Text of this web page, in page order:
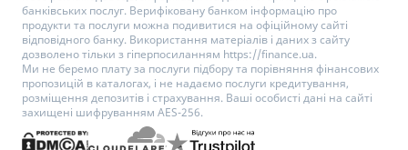
банківських послуг. Верифіковану банком інформацію про
продукти та послуги можна подивитися на офіційному сайті
відповідного банку. Використання матеріалів і даних з сайту
дозволено тільки з гіперпосиланням https://finance.ua.
Ми не беремо плату за послуги підбору та порівняння фінансових
пропозицій в каталогах, і не надаємо послуги кредитування,
розміщення депозитів і страхування. Ваші особисті дані на сайті
захищені шифруванням AES-256.